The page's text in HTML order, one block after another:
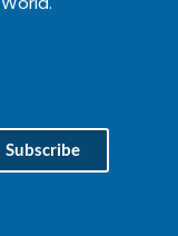
Subscribe